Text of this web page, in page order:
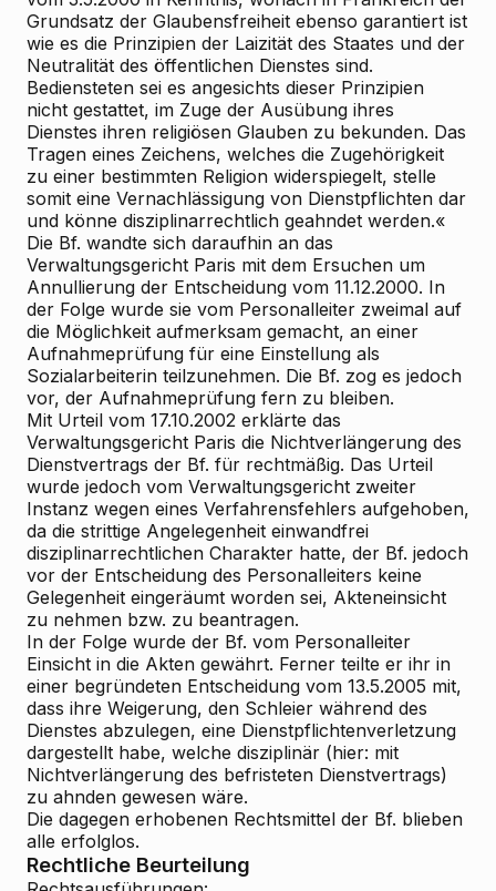
Grundsatz der Glaubensfreiheit ebenso garantiert ist
wie es die Prinzipien der Laizität des Staates und der
Neutralität des öffentlichen Dienstes sind.
Bediensteten sei es angesichts dieser Prinzipien
nicht gestattet, im Zuge der Ausübung ihres
Dienstes ihren religiösen Glauben zu bekunden. Das
Tragen eines Zeichens, welches die Zugehörigkeit
zu einer bestimmten Religion widerspiegelt, stelle
somit eine Vernachlässigung von Dienstpflichten dar
und könne disziplinarrechtlich geahndet werden.«
Die Bf. wandte sich daraufhin an das
Verwaltungsgericht Paris mit dem Ersuchen um
Annullierung der Entscheidung vom 11.12.2000. In
der Folge wurde sie vom Personalleiter zweimal auf
die Möglichkeit aufmerksam gemacht, an einer
Aufnahmeprüfung für eine Einstellung als
Sozialarbeiterin teilzunehmen. Die Bf. zog es jedoch
vor, der Aufnahmeprüfung fern zu bleiben.
Mit Urteil vom 17.10.2002 erklärte das
Verwaltungsgericht Paris die Nichtverlängerung des
Dienstvertrags der Bf. für rechtmäßig. Das Urteil
wurde jedoch vom Verwaltungsgericht zweiter
Instanz wegen eines Verfahrensfehlers aufgehoben,
da die strittige Angelegenheit einwandfrei
disziplinarrechtlichen Charakter hatte, der Bf. jedoch
vor der Entscheidung des Personalleiters keine
Gelegenheit eingeräumt worden sei, Akteneinsicht
zu nehmen bzw. zu beantragen.
In der Folge wurde der Bf. vom Personalleiter
Einsicht in die Akten gewährt. Ferner teilte er ihr in
einer begründeten Entscheidung vom 13.5.2005 mit,
dass ihre Weigerung, den Schleier während des
Dienstes abzulegen, eine Dienstpflichtenverletzung
dargestellt habe, welche disziplinär (hier: mit
Nichtverlängerung des befristeten Dienstvertrags)
zu ahnden gewesen wäre.
Die dagegen erhobenen Rechtsmittel der Bf. blieben
alle erfolglos.
Rechtliche Beurteilung